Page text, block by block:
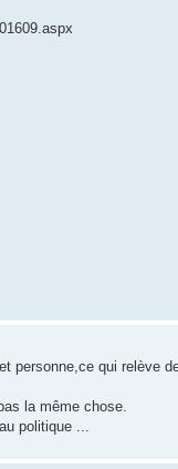
personne,ce qui relève
la même chose.
politique ...